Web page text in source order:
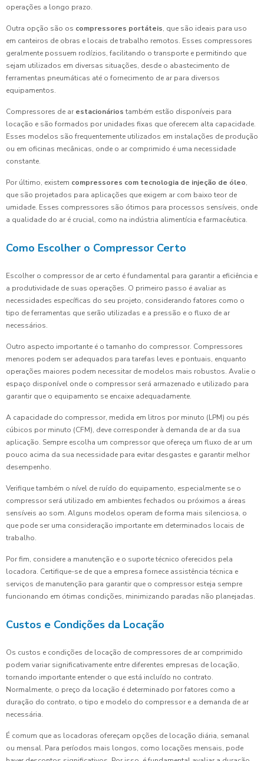
operações a longo prazo.
Outra opção são os compressores portáteis, que são ideais para uso
em canteiros de obras e locais de trabalho remotos. Esses compressores
geralmente possuem rodízios, facilitando o transporte e permitindo que
sejam utilizados em diversas situações, desde o abastecimento de
ferramentas pneumáticas até o fornecimento de ar para diversos
equipamentos.
Compressores de ar estacionários também estão disponíveis para
locação e são formados por unidades fixas que oferecem alta capacidade.
Esses modelos são frequentemente utilizados em instalações de produção
ou em oficinas mecânicas, onde o ar comprimido é uma necessidade
constante.
Por último, existem compressores com tecnologia de injeção de óleo,
que são projetados para aplicações que exigem ar com baixo teor de
umidade. Esses compressores são ótimos para processos sensíveis, onde
a qualidade do ar é crucial, como na indústria alimentícia e farmacêutica.
Como Escolher o Compressor Certo
Escolher o compressor de ar certo é fundamental para garantir a eficiência e
a produtividade de suas operações. O primeiro passo é avaliar as
necessidades específicas do seu projeto, considerando fatores como o
tipo de ferramentas que serão utilizadas e a pressão e o fluxo de ar
necessários.
Outro aspecto importante é o tamanho do compressor. Compressores
menores podem ser adequados para tarefas leves e pontuais, enquanto
operações maiores podem necessitar de modelos mais robustos. Avalie o
espaço disponível onde o compressor será armazenado e utilizado para
garantir que o equipamento se encaixe adequadamente.
A capacidade do compressor, medida em litros por minuto (LPM) ou pés
cúbicos por minuto (CFM), deve corresponder à demanda de ar da sua
aplicação. Sempre escolha um compressor que ofereça um fluxo de ar um
pouco acima da sua necessidade para evitar desgastes e garantir melhor
desempenho.
Verifique também o nível de ruído do equipamento, especialmente se o
compressor será utilizado em ambientes fechados ou próximos a áreas
sensíveis ao som. Alguns modelos operam de forma mais silenciosa, o
que pode ser uma consideração importante em determinados locais de
trabalho.
Por fim, considere a manutenção e o suporte técnico oferecidos pela
locadora. Certifique-se de que a empresa fornece assistência técnica e
serviços de manutenção para garantir que o compressor esteja sempre
funcionando em ótimas condições, minimizando paradas não planejadas.
Custos e Condições da Locação
Os custos e condições de locação de compressores de ar comprimido
podem variar significativamente entre diferentes empresas de locação,
tornando importante entender o que está incluído no contrato.
Normalmente, o preço da locação é determinado por fatores como a
duração do contrato, o tipo e modelo do compressor e a demanda de ar
necessária.
É comum que as locadoras ofereçam opções de locação diária, semanal
ou mensal. Para períodos mais longos, como locações mensais, pode